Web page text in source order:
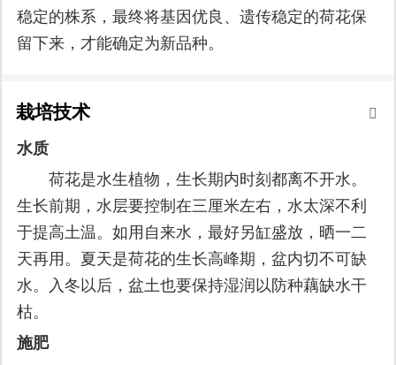
稳定的株系，最终将基因优良、遗传稳定的荷花保
留下来，才能确定为新品种。
栽培技术
水质
荷花是水生植物，生长期内时刻都离不开水。
生长前期，水层要控制在三厘米左右，水太深不利
于提高土温。如用自来水，最好另缸盛放，晒一二
天再用。夏天是荷花的生长高峰期，盆内切不可缺
水。入冬以后，盆土也要保持湿润以防种藕缺水干
枯。
施肥